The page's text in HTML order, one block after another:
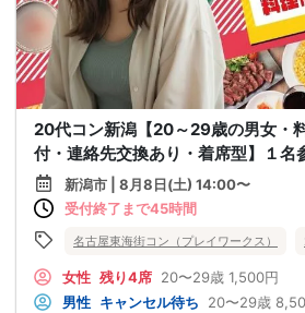
20代コン新潟【20～29歳の男女・
付・連絡先交換あり・着席型】１名
新潟市 | 8月8日(土) 14:00〜
受付終了まで45時間
名古屋東海街コン（プレイワークス）
女性 残り4席 20〜29歳 1,500円
男性 キャンセル待ち 20〜29歳